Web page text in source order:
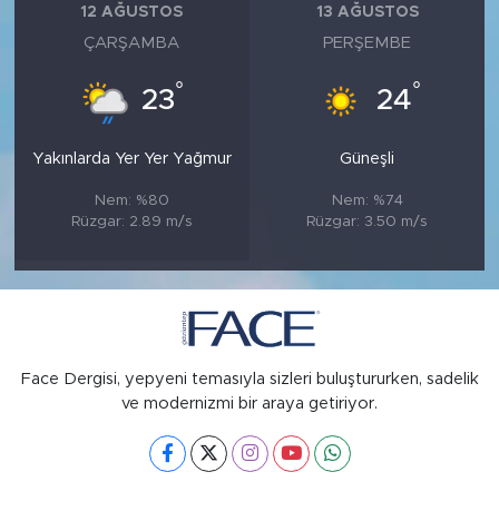
12 AĞUSTOS
ÇARŞAMBA
23°
Yakınlarda Yer Yer Yağmur
Nem: %80
Rüzgar: 2.89 m/s
13 AĞUSTOS
PERŞEMBE
24°
Güneşli
Nem: %74
Rüzgar: 3.50 m/s
Face Dergisi, yepyeni temasıyla sizleri buluştururken, sadelik
ve modernizmi bir araya getiriyor.